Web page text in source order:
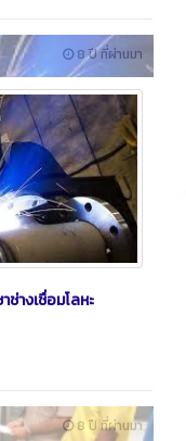
8 ปี ที่ผ่านมา
างเชื่อมโลหะ
8 ปี ที่ผ่านมา